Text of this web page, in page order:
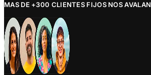
MAS DE +300 CLIENTES FIJOS NOS AVALAN